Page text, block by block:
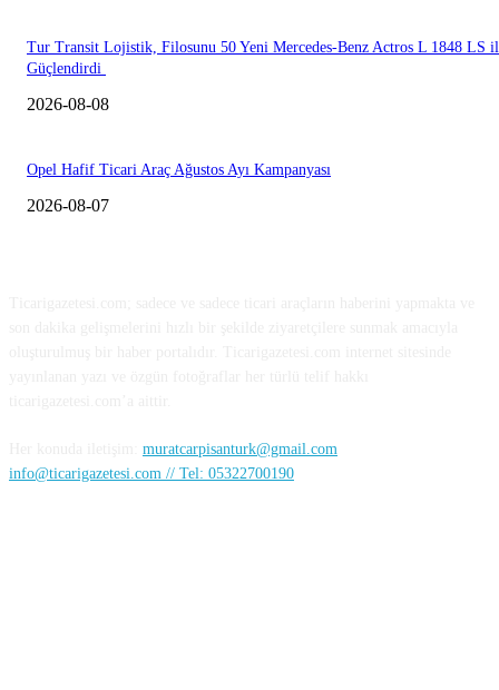
Tur Transit Lojistik, Filosunu 50 Yeni Mercedes-Benz Actros L 1848 LS
Güçlendirdi
2026-08-08
Opel Hafif Ticari Araç Ağustos Ayı Kampanyası
2026-08-07
muratcarpisanturk@gmail.com
info@ticarigazetesi.com // Tel: 05322700190